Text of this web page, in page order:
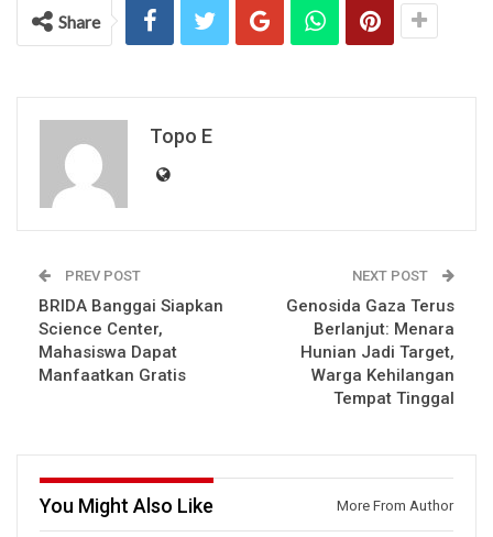
Share
Topo E
PREV POST
BRIDA Banggai Siapkan
Science Center,
Mahasiswa Dapat
Manfaatkan Gratis
NEXT POST
Genosida Gaza Terus
Berlanjut: Menara
Hunian Jadi Target,
Warga Kehilangan
Tempat Tinggal
You Might Also Like More From Author